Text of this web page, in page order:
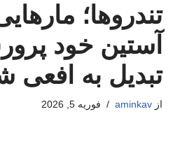
تندروها؛
آستین خود
تبدیل به افعی
از aminkav فوریه 5, 2026